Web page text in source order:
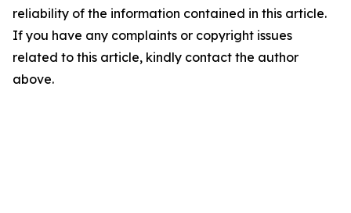
reliability of the information contained in this article.
If you have any complaints or copyright issues
related to this article, kindly contact the author
above.